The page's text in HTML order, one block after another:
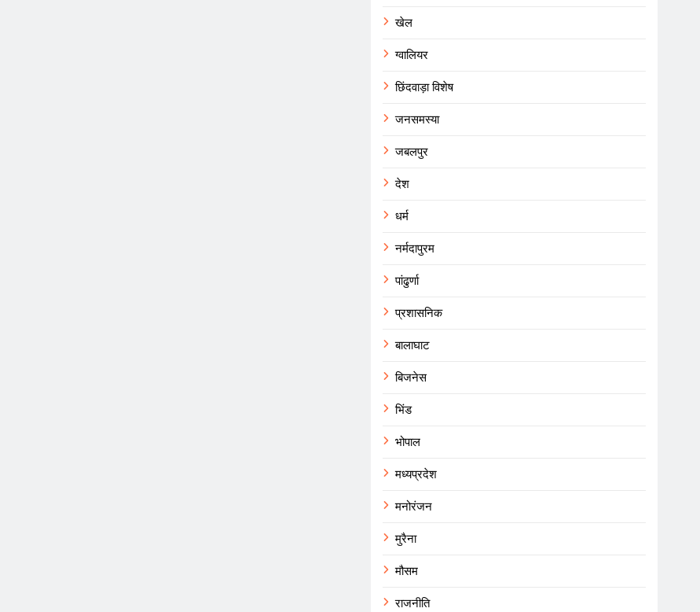
खेल
ग्वालियर
छिंदवाड़ा विशेष
जनसमस्या
जबलपुर
देश
धर्म
नर्मदापुरम
पांढुर्णा
प्रशासनिक
बालाघाट
बिजनेस
भिंड
भोपाल
मध्यप्रदेश
मनोरंजन
मुरैना
मौसम
राजनीति